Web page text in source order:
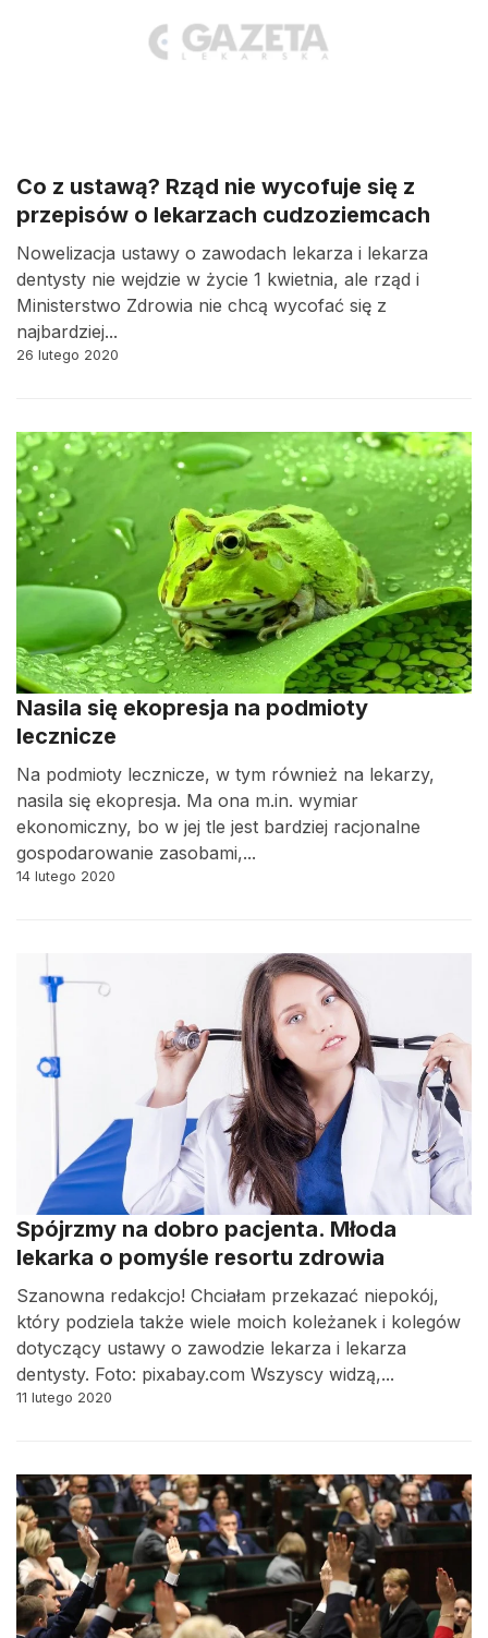
Co z ustawą? Rząd nie wycofuje się z
przepisów o lekarzach cudzoziemcach
Nowelizacja ustawy o zawodach lekarza i lekarza
dentysty nie wejdzie w życie 1 kwietnia, ale rząd i
Ministerstwo Zdrowia nie chcą wycofać się z
najbardziej...
26 lutego 2020
Nasila się ekopresja na podmioty
lecznicze
Na podmioty lecznicze, w tym również na lekarzy,
nasila się ekopresja. Ma ona m.in. wymiar
ekonomiczny, bo w jej tle jest bardziej racjonalne
gospodarowanie zasobami,...
14 lutego 2020
Spójrzmy na dobro pacjenta. Młoda
lekarka o pomyśle resortu zdrowia
Szanowna redakcjo! Chciałam przekazać niepokój,
który podziela także wiele moich koleżanek i kolegów
dotyczący ustawy o zawodzie lekarza i lekarza
dentysty. Foto: pixabay.com Wszyscy widzą,...
11 lutego 2020